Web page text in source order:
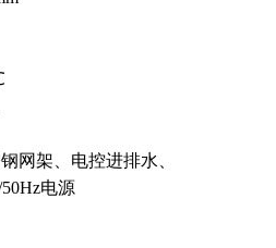
网架、电控进排水、
电源